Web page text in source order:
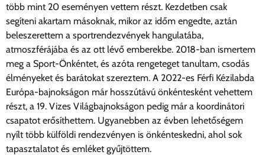
több mint 20 eseményen vettem részt. Kezdetben csak
segíteni akartam másoknak, mikor az időm engedte, aztán
beleszerettem a sportrendezvények hangulatába,
atmoszférájába és az ott lévő emberekbe. 2018-ban ismertem
meg a Sport-Önkéntet, és azóta rengeteget tanultam, csodás
élményeket és barátokat szereztem. A 2022-es Férfi Kézilabda
Európa-bajnokságon már hosszútávú önkéntesként vehettem
részt, a 19. Vizes Világbajnokságon pedig már a koordinátori
csapatot erősíthettem. Ugyanebben az évben lehetőségem
nyílt több külföldi rendezvényen is önkénteskedni, ahol sok
tapasztalatot és emléket gyűjtöttem.